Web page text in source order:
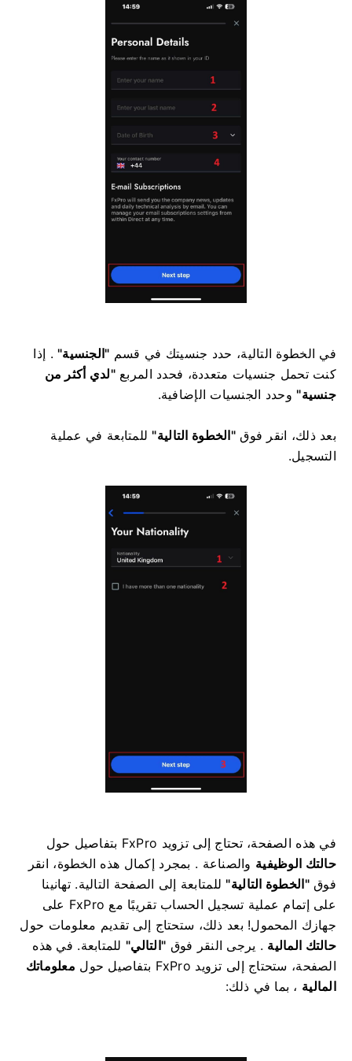
في الخطوة التالية، حدد جنسيتك في قسم "الجنسية" . إذا
كنت تحمل جنسيات متعددة، فحدد المربع"لدي أكثر من
جنسية" وحدد الجنسيات الإضافية.
بعد ذلك، انقر فوق"الخطوة التالية" للمتابعة في عملية
التسجيل.
في هذه الصفحة، تحتاج إلى تزويد FxPro بتفاصيل حول
حالتك الوظيفية والصناعة . بمجرد إكمال هذه الخطوة، انقر
فوق"الخطوة التالية" للمتابعة إلى الصفحة التالية.تهانينا
على إتمام عملية تسجيل الحساب تقريبًا مع FxPro على
جهازك المحمول! بعد ذلك، ستحتاج إلى تقديم معلومات حول
حالتك المالية . يرجى النقر فوق "التالي" للمتابعة. في هذه
الصفحة، ستحتاج إلى تزويد FxPro بتفاصيل حول
معلوماتك
المالية ، بما في ذلك: